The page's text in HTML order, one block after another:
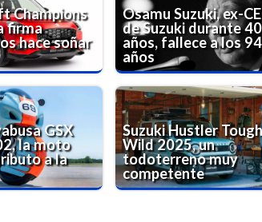
Champions
firma
hace soñar
Osamu Suzuki, ex-
de Suzuki durante 40
años, fallece a los 94
años
GSX
la moto
a la
Suzuki Hustler
Wild 2025, un
todoterreno muy
competente